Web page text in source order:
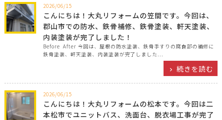
2026/06/15
こんにちは！大丸リフォームの笠間です。今回は、
郡山市での防水、鉄骨補修、鉄骨塗装、軒天塗装、
内装塗装が完了しました！
Before After 今回は、屋根の防水塗装、鉄骨手すりの腐食部の補修に
鉄骨塗装、軒天塗装、内装塗装が完了しました...
続きを読む
2026/06/15
こんにちは！大丸リフォームの松本です。今回は二
本松市でユニットバス、洗面台、脱衣場工事が完了